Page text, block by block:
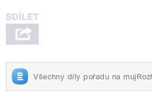
Všechny díly pořadu na